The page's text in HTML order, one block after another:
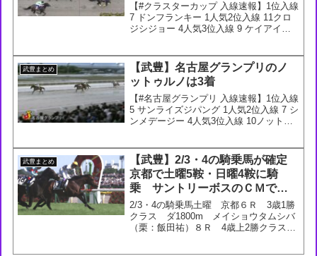
【#クラスターカップ 入線速報】1位入線
7 ドンフランキー 1人気2位入線 11クロ
ジシジョー 4人気3位入線 9 ケイアイド
目！— netkeiba (@ne...
武豊まとめ
【武豊】名古屋グランプリのノ
ットゥルノは3着
【#名古屋グランプリ 入線速報】1位入線
5 サンライズジパング 1人気2位入線 7 シ
ンメデージー 4人気3位入線 10ノットゥ
ジパングがV！— netkeiba ...
武豊まとめ
【武豊】2/3・4の騎乗馬が確定
京都で土曜5鞍・日曜4鞍に騎
乗 サントリーボスのＣＭでタ
ンタンタケユタカ
2/3・4の騎乗馬土曜 京都６Ｒ 3歳1勝
クラス ダ1800m メイショウタムシバ
（栗：飯田祐）８Ｒ 4歳上2勝クラス